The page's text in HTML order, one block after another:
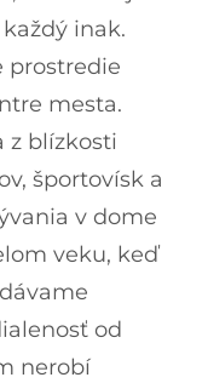
inak.
prostredie
mesta.
z blízkosti
športovísk a
v dome
veku, keď
od
nerobí